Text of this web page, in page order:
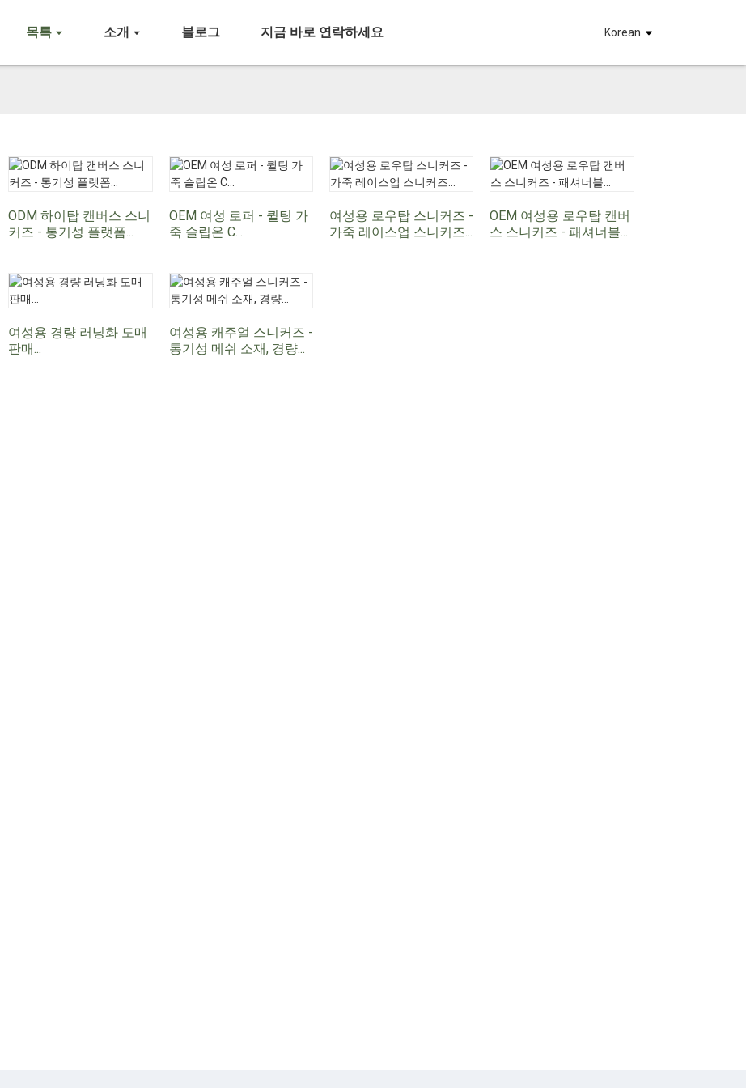
목록 소개 블로그 지금 바로 연락하세요 Korean
ODM 하이탑 캔버스 스니
커즈 - 통기성 플랫폼...
OEM 여성 로퍼 - 퀼팅 가
죽 슬립온 C...
여성용 로우탑 스니커즈 -
가죽 레이스업 스니커즈...
OEM 여성용 로우탑 캔버
스 스니커즈 - 패셔너블...
여성용 경량 러닝화 도매
판매...
여성용 캐주얼 스니커즈 -
통기성 메쉬 소재, 경량...